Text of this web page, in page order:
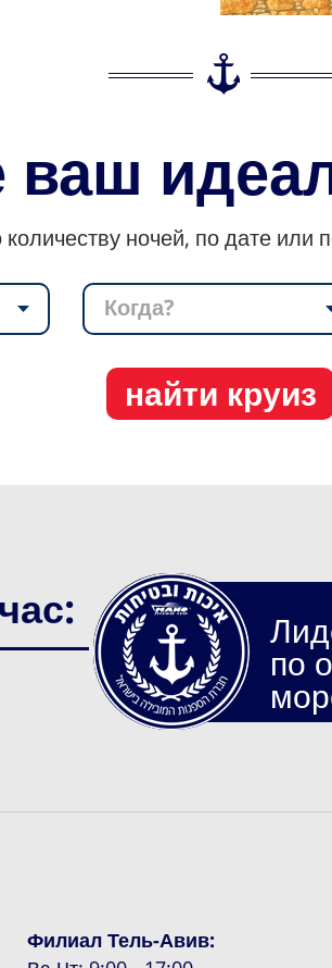
ваш
ночей, по дате или
Когда?
найти круиз
по
Филиал Тель-Авив: